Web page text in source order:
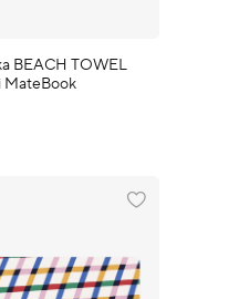
BEACH TOWEL
MateBook